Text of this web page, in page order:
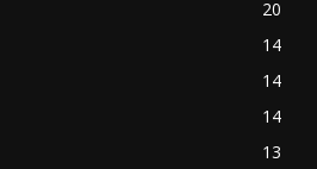
20
14
14
14
13